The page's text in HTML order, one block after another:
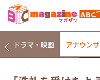
ドラマ・映画 アナウン